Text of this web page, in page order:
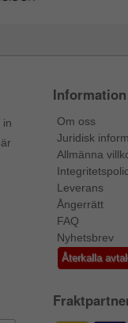
in
Information
Om oss
Juridisk
Allmänna
Leverans
Ångerrätt
FAQ
Nyhetsbrev
Återkalla